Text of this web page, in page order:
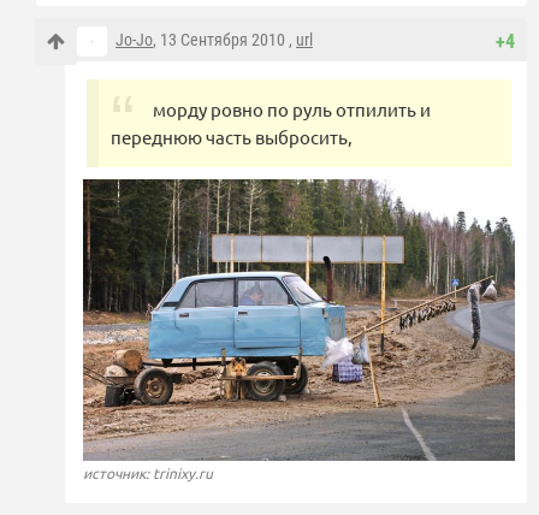
+4
Jo-Jo, 13 Сентября 2010 , url
морду ровно по руль отпилить и
переднюю часть выбросить,
источник: trinixy.ru